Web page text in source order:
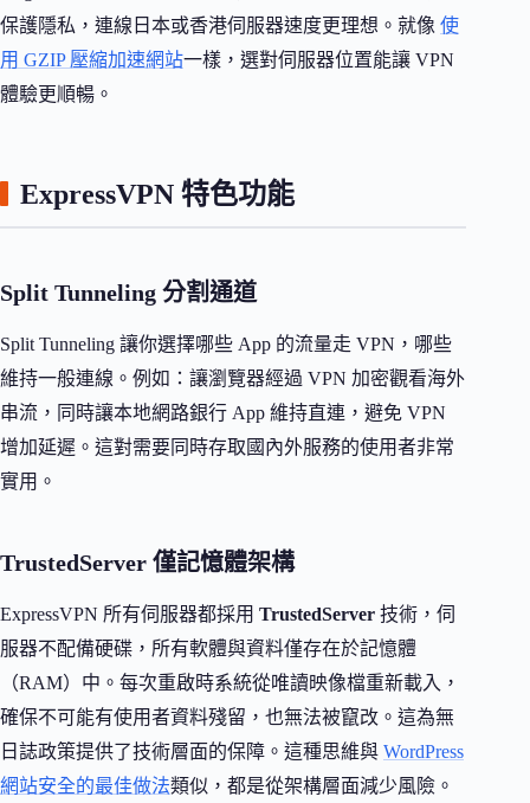
保護隱私，連線日本或香港伺服器速度更理想。就像 使
用 GZIP 壓縮加速網站一樣，選對伺服器位置能讓 VPN
體驗更順暢。
ExpressVPN 特色功能
Split Tunneling 分割通道
Split Tunneling 讓你選擇哪些 App 的流量走 VPN，哪些
維持一般連線。例如：讓瀏覽器經過 VPN 加密觀看海外
串流，同時讓本地網路銀行 App 維持直連，避免 VPN
增加延遲。這對需要同時存取國內外服務的使用者非常
實用。
TrustedServer 僅記憶體架構
ExpressVPN 所有伺服器都採用 TrustedServer 技術，伺
服器不配備硬碟，所有軟體與資料僅存在於記憶體
（RAM）中。每次重啟時系統從唯讀映像檔重新載入，
確保不可能有使用者資料殘留，也無法被竄改。這為無
日誌政策提供了技術層面的保障。這種思維與 WordPress
網站安全的最佳做法類似，都是從架構層面減少風險。